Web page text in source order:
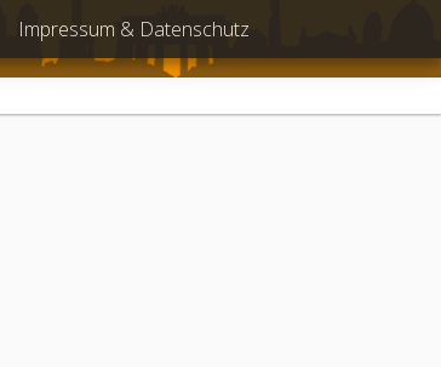
Impressum & Datenschutz